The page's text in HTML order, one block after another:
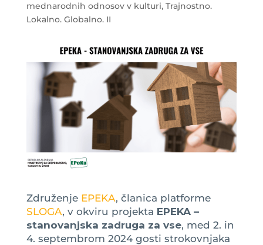
mednarodnih odnosov v kulturi, Trajnostno.
Lokalno. Globalno. II
Združenje EPEKA, članica platforme
SLOGA, v okviru projekta EPEKA –
stanovanjska zadruga za vse, med 2. in
4. septembrom 2024 gosti strokovnjaka